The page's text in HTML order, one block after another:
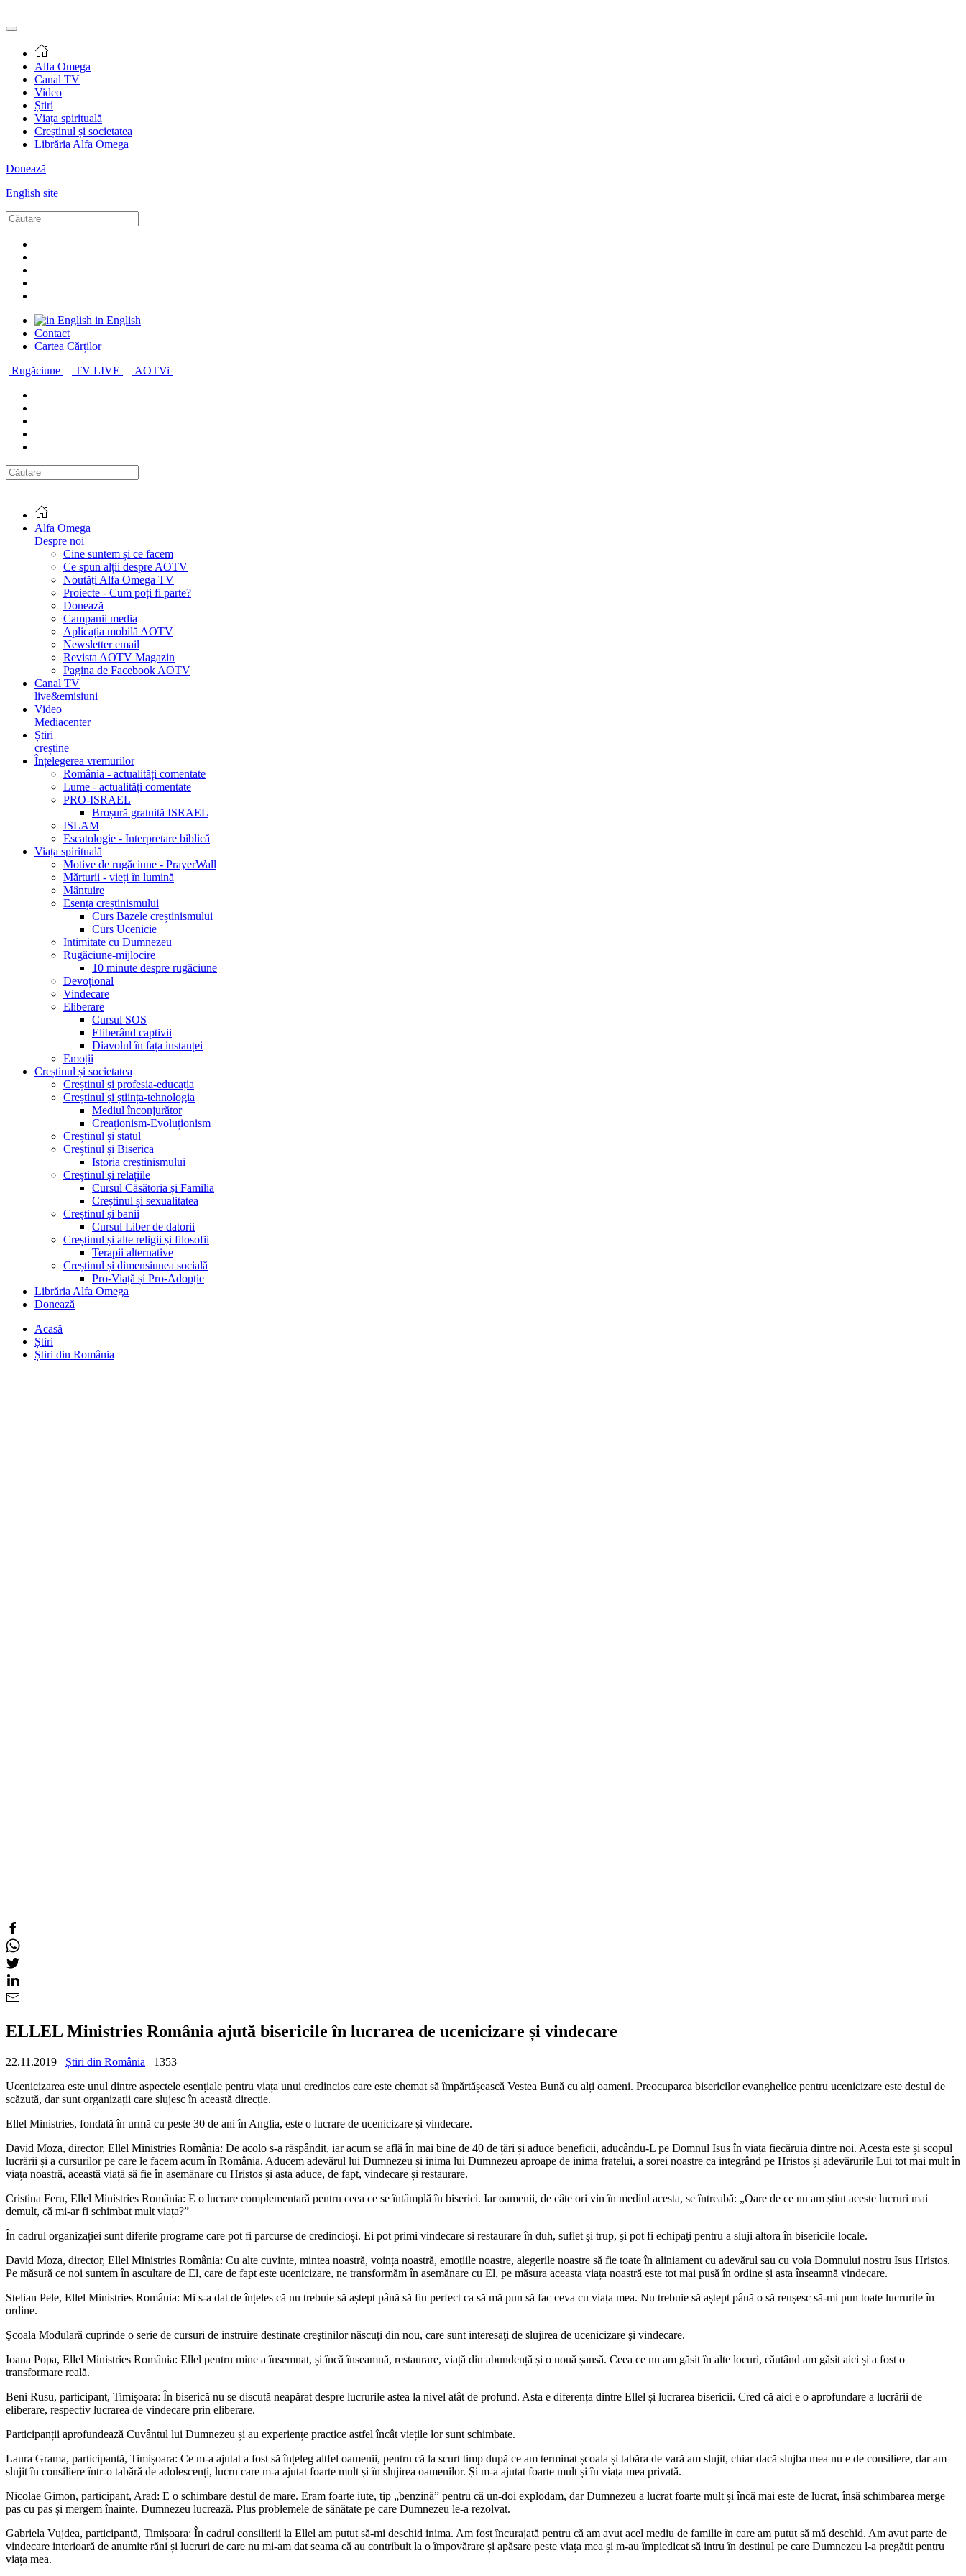
Alfa Omega
Canal TV
Video
Știri
Viața spirituală
Creștinul și societatea
Librăria Alfa Omega
Donează
English site
in English
Contact
Cartea Cărților
Rugăciune
TV LIVE AOTVi
Alfa Omega
Despre noi
Cine suntem și ce facem
Ce spun alții despre AOTV
Noutăți Alfa Omega TV
Proiecte - Cum poți fi parte?
Donează
Campanii media
Aplicația mobilă AOTV
Newsletter email
Revista AOTV Magazin
Pagina de Facebook AOTV
Canal TV
live&emisiuni
Video
Mediacenter
Știri
creștine
Înțelegerea vremurilor
România - actualități comentate
Lume - actualități comentate
PRO-ISRAEL
Broșură gratuită ISRAEL
ISLAM
Escatologie - Interpretare biblică
Viața spirituală
Motive de rugăciune - PrayerWall
Mărturii - vieți în lumină
Mântuire
Esența creștinismului
Curs Bazele creștinismului
Curs Ucenicie
Intimitate cu Dumnezeu
Rugăciune-mijlocire
10 minute despre rugăciune
Devoțional
Vindecare
Eliberare
Cursul SOS
Eliberând captivii
Diavolul în fața instanței
Emoții
Creștinul și societatea
Creștinul și profesia-educația
Creștinul și știința-tehnologia
Mediul înconjurător
Creaționism-Evoluționism
Creștinul și statul
Creștinul și Biserica
Istoria creștinismului
Creștinul și relațiile
Cursul Căsătoria și Familia
Creștinul și sexualitatea
Creștinul și banii
Cursul Liber de datorii
Creștinul și alte religii și filosofii
Terapii alternative
Creștinul și dimensiunea socială
Pro-Viață și Pro-Adopție
Librăria Alfa Omega
Donează
Acasă
Știri
Știri din România
ELLEL Ministries România ajută bisericile în lucrarea de ucenicizare și vindecare
22.11.2019 Știri din România
1353
Ucenicizarea este unul dintre aspectele esențiale pentru viața unui credincios care este chemat să împărtășească Vestea Bună cu alți oameni. Preocuparea bisericilor evanghelice pentru ucenicizare este destul de
scăzută, dar sunt organizații care slujesc în această direcție.
Ellel Ministries, fondată în urmă cu peste 30 de ani în Anglia, este o lucrare de ucenicizare și vindecare.
David Moza, director, Ellel Ministries România: De acolo s-a răspândit, iar acum se află în mai bine de 40 de țări și aduce beneficii, aducându-L pe Domnul Isus în viața fiecăruia dintre noi. Acesta este și scopul
lucrării și a cursurilor pe care le facem acum în România. Aducem adevărul lui Dumnezeu și inima lui Dumnezeu aproape de inima fratelui, a sorei noastre ca integrând pe Hristos și adevărurile Lui tot mai mult în
viața noastră, această viață să fie în asemănare cu Hristos și asta aduce, de fapt, vindecare și restaurare.
Cristina Feru, Ellel Ministries România: E o lucrare complementară pentru ceea ce se întâmplă în biserici. Iar oamenii, de câte ori vin în mediul acesta, se întreabă: „Oare de ce nu am știut aceste lucruri mai
demult, că mi-ar fi schimbat mult viața?”
În cadrul organizației sunt diferite programe care pot fi parcurse de credincioși. Ei pot primi vindecare si restaurare în duh, suflet şi trup, şi pot fi echipaţi pentru a sluji altora în bisericile locale.
David Moza, director, Ellel Ministries România: Cu alte cuvinte, mintea noastră, voința noastră, emoțiile noastre, alegerile noastre să fie toate în aliniament cu adevărul sau cu voia Domnului nostru Isus Hristos.
Pe măsură ce noi suntem în ascultare de El, care de fapt este ucenicizare, ne transformăm în asemănare cu El, pe măsura aceasta viața noastră este tot mai pusă în ordine și asta înseamnă vindecare.
Stelian Pele, Ellel Ministries România: Mi s-a dat de înțeles că nu trebuie să aștept până să fiu perfect ca să mă pun să fac ceva cu viața mea. Nu trebuie să aștept până o să reușesc să-mi pun toate lucrurile în
ordine.
Şcoala Modulară cuprinde o serie de cursuri de instruire destinate creştinilor născuţi din nou, care sunt interesaţi de slujirea de ucenicizare şi vindecare.
Ioana Popa, Ellel Ministries România: Ellel pentru mine a însemnat, și încă înseamnă, restaurare, viață din abundență și o nouă șansă. Ceea ce nu am găsit în alte locuri, căutând am găsit aici și a fost o
transformare reală.
Beni Rusu, participant, Timișoara: În biserică nu se discută neapărat despre lucrurile astea la nivel atât de profund. Asta e diferența dintre Ellel și lucrarea bisericii. Cred că aici e o aprofundare a lucrării de
eliberare, respectiv lucrarea de vindecare prin eliberare.
Participanții aprofundează Cuvântul lui Dumnezeu și au experiențe practice astfel încât viețile lor sunt schimbate.
Laura Grama, participantă, Timișoara: Ce m-a ajutat a fost să înțeleg altfel oamenii, pentru că la scurt timp după ce am terminat școala și tabăra de vară am slujit, chiar dacă slujba mea nu e de consiliere, dar am
slujit în consiliere într-o tabără de adolescenți, lucru care m-a ajutat foarte mult și în slujirea oamenilor. Și m-a ajutat foarte mult și în viața mea privată.
Nicolae Gimon, participant, Arad: E o schimbare destul de mare. Eram foarte iute, tip „benzină” pentru că un-doi explodam, dar Dumnezeu a lucrat foarte mult și încă mai este de lucrat, însă schimbarea merge
pas cu pas și mergem înainte. Dumnezeu lucrează. Plus problemele de sănătate pe care Dumnezeu le-a rezolvat.
Gabriela Vujdea, participantă, Timișoara: În cadrul consilierii la Ellel am putut să-mi deschid inima. Am fost încurajată pentru că am avut acel mediu de familie în care am putut să mă deschid. Am avut parte de
vindecare interioară de anumite răni și lucruri de care nu mi-am dat seama că au contribuit la o împovărare și apăsare peste viața mea și m-au împiedicat să intru în destinul pe care Dumnezeu l-a pregătit pentru
viața mea.